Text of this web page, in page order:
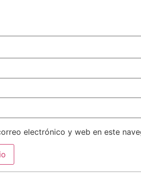
electrónico y web en este